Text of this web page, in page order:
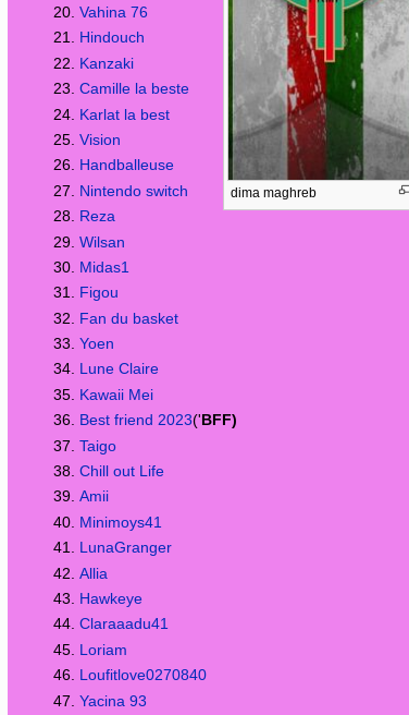
dima maghreb
Vahina 76
Hindouch
Kanzaki
Camille la beste
Karlat la best
Vision
Handballeuse
Nintendo switch
Reza
Wilsan
Midas1
Figou
Fan du basket
Yoen
Lune Claire
Kawaii Mei
Best friend 2023('BFF)
Taigo
Chill out Life
Amii
Minimoys41
LunaGranger
Allia
Hawkeye
Claraaadu41
Loriam
Loufitlove0270840
Yacina 93